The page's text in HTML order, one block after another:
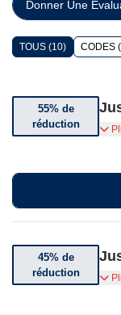
Donner Une
TOUS (10) CODES
55% de
réduction
45% de
réduction